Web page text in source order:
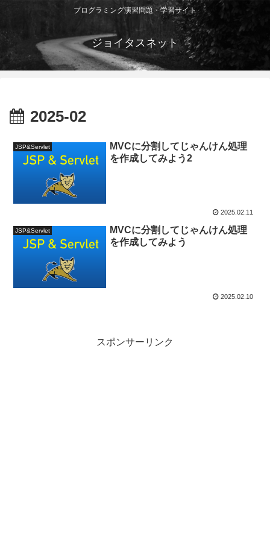
プログラミング演習問題・学習サイト
ジョイタスネット
2025-02
JSP&Servlet
MVCに分割してじゃんけん処理
を作成してみよう2
2025.02.11
JSP&Servlet
MVCに分割してじゃんけん処理
を作成してみよう
2025.02.10
スポンサーリンク